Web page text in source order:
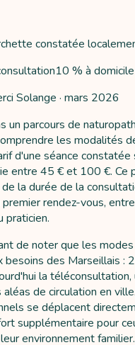
constatée
10 % à domicile
Solange · mars 2026
un parcours de
les modalités
d'une séance constatée
entre 45 € et 100 €. Ce
la durée de la
rendez-vous,
praticien.
de noter que les
besoins des Marseillais :
la
de circulation en
se déplacent
supplémentaire pour
environnement